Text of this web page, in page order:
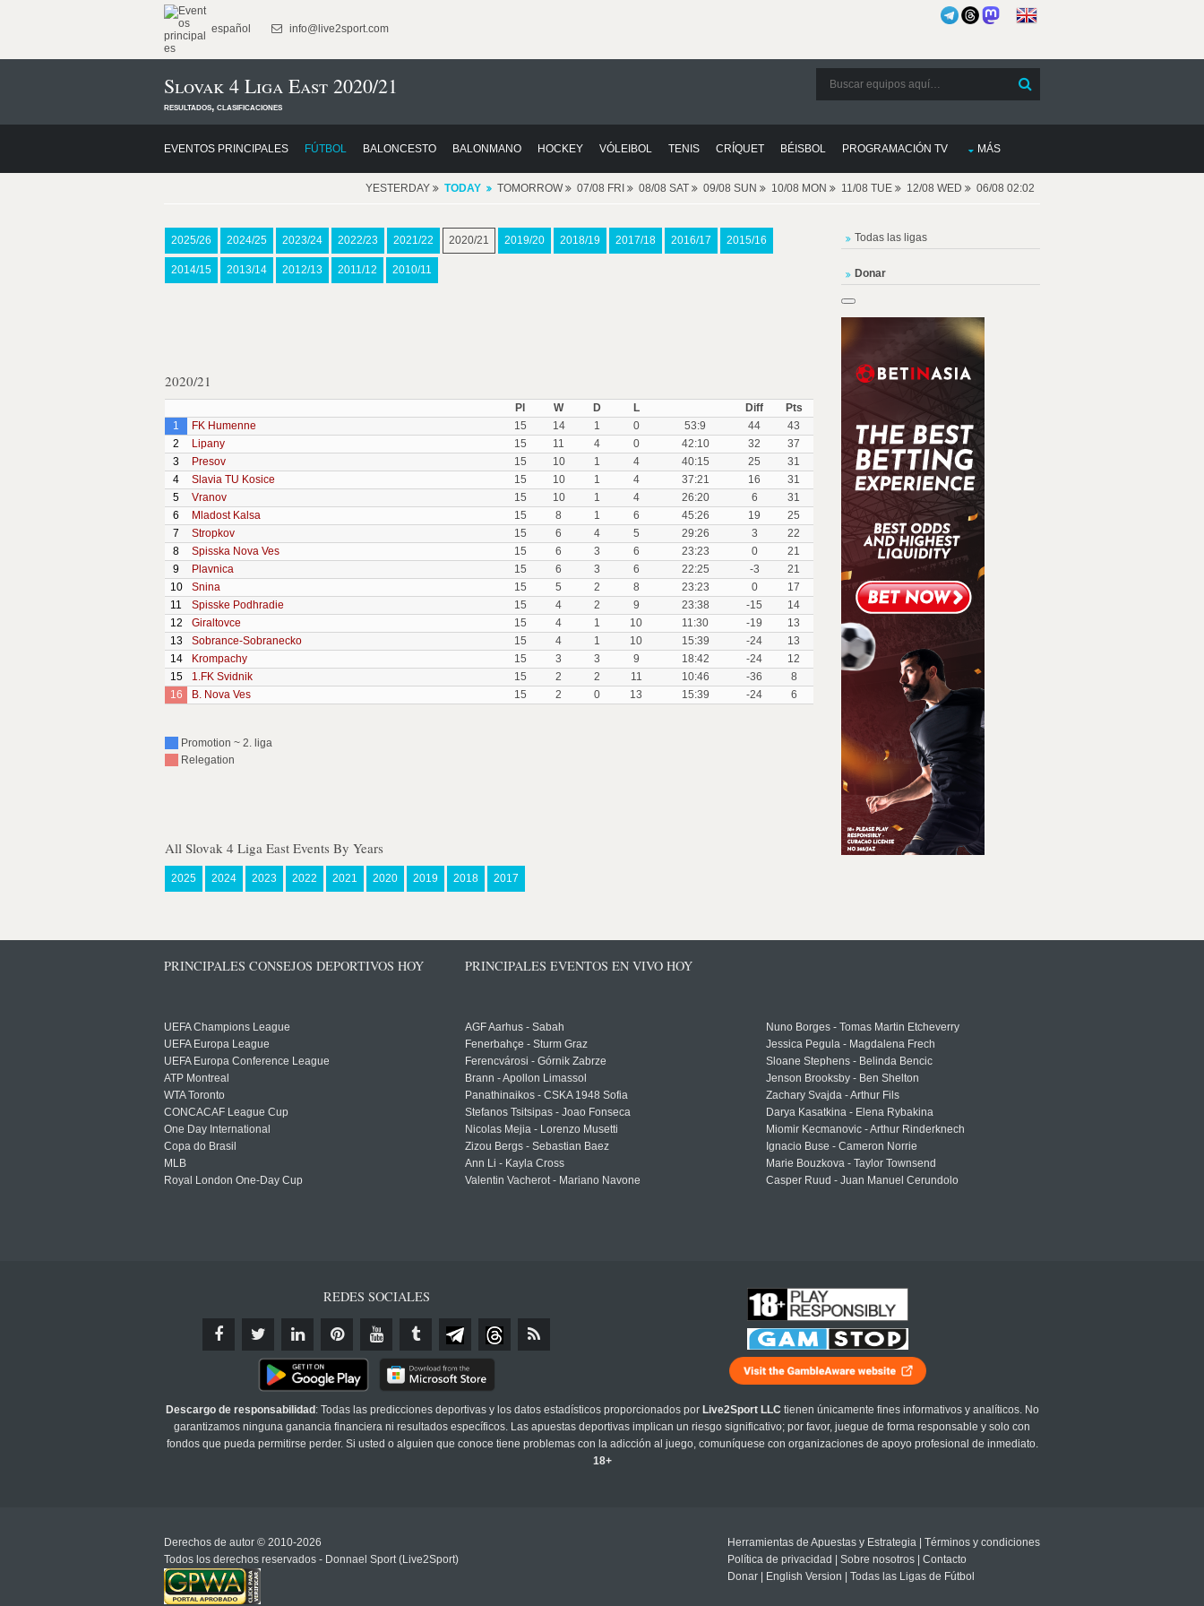
español info@live2sport.com
Slovak 4 Liga East 2020/21
resultados, clasificaciones
EVENTOS PRINCIPALES FÚTBOL BALONCESTO BALONMANO HOCKEY VÓLEIBOL TENIS CRÍQUET BÉISBOL PROGRAMACIÓN TV MÁS
YESTERDAY TODAY TOMORROW 07/08 FRI 08/08 SAT 09/08 SUN 10/08 MON 11/08 TUE 12/08 WED 06/08 02:02
2025/26 2024/25 2023/24 2022/23 2021/22 2020/21 2019/20 2018/19 2017/18 2016/17 2015/16
2014/15 2013/14 2012/13 2011/12 2010/11
2020/21
Pl W D L Diff
Pts
1
FK Humenne 15 14 1 0 53:9 44
43
2
Lipany 15 11 4 0 42:10 32
37
3
Presov 15 10 1 4 40:15 25
31
4
Slavia TU Kosice 15 10 1 4 37:21 16
31
5
Vranov 15 10 1 4 26:20 6
31
6
Mladost Kalsa 15 8 1 6 45:26 19
25
7
Stropkov 15 6 4 5 29:26 3
22
8
Spisska Nova Ves 15 6 3 6 23:23 0
21
9
Plavnica 15 6 3 6 22:25 -3
21
10
Snina 15 5 2 8 23:23 0
17
11
Spisske Podhradie 15 4 2 9 23:38 -15
14
12
Giraltovce 15 4 1 10 11:30 -19
13
13
Sobrance-Sobranecko 15 4 1 10 15:39 -24
13
14
Krompachy 15 3 3 9 18:42 -24
12
15
1.FK Svidnik 15 2 2 11 10:46 -36
8
16
B. Nova Ves 15 2 0 13 15:39 -24 6
Promotion ~ 2. liga
Relegation
All Slovak 4 Liga East Events By Years
2025 2024 2023 2022 2021 2020 2019 2018 2017
Todas las ligas
Donar
PRINCIPALES CONSEJOS DEPORTIVOS HOY
UEFA Champions League
UEFA Europa League
UEFA Europa Conference League
ATP Montreal
WTA Toronto
CONCACAF League Cup
One Day International
Copa do Brasil
MLB
Royal London One-Day Cup
PRINCIPALES EVENTOS EN VIVO HOY
AGF Aarhus - Sabah
Fenerbahçe - Sturm Graz
Ferencvárosi - Górnik Zabrze
Brann - Apollon Limassol
Panathinaikos - CSKA 1948 Sofia
Stefanos Tsitsipas - Joao Fonseca
Nicolas Mejia - Lorenzo Musetti
Zizou Bergs - Sebastian Baez
Ann Li - Kayla Cross
Valentin Vacherot - Mariano Navone
Nuno Borges - Tomas Martin Etcheverry
Jessica Pegula - Magdalena Frech
Sloane Stephens - Belinda Bencic
Jenson Brooksby - Ben Shelton
Zachary Svajda - Arthur Fils
Darya Kasatkina - Elena Rybakina
Miomir Kecmanovic - Arthur Rinderknech
Ignacio Buse - Cameron Norrie
Marie Bouzkova - Taylor Townsend
Casper Ruud - Juan Manuel Cerundolo
REDES SOCIALES
Descargo de responsabilidad : Todas las predicciones deportivas y los datos estadísticos proporcionados por Live2Sport LLC tienen únicamente fines informativos y analíticos. No
garantizamos ninguna ganancia financiera ni resultados específicos. Las apuestas deportivas implican un riesgo significativo; por favor, juegue de forma responsable y solo con
fondos que pueda permitirse perder. Si usted o alguien que conoce tiene problemas con la adicción al juego, comuníquese con organizaciones de apoyo profesional de inmediato.
18+
Derechos de autor © 2010-2026
Todos los derechos reservados - Donnael Sport (Live2Sport)
Herramientas de Apuestas y Estrategia
Términos y condiciones
Política de privacidad
Sobre nosotros
Contacto
Donar
English Version Todas las Ligas de Fútbol